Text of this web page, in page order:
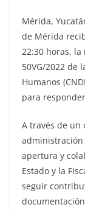
Mérida,
de Mérida
22:30 horas,
50VG/2022 de
Humanos
para
A través de un
apertura y
Estado y la
seguir